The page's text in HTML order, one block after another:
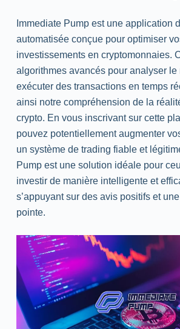
Immediate Pump est une application
automatisée conçue pour optimiser
investissements en cryptomonnaies.
algorithmes avancés pour analyser le
exécuter des transactions en temps
ainsi notre compréhension de la
crypto. En vous inscrivant sur cette
pouvez potentiellement augmenter
un système de trading fiable et
Pump est une solution idéale pour
investir de manière intelligente et
s’appuyant sur des avis positifs et
pointe.